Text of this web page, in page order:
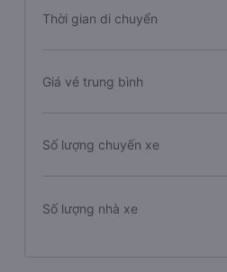
Thời gian di chuyển
Giá vé trung bình
Số lượng chuyến xe
Số lượng nhà xe